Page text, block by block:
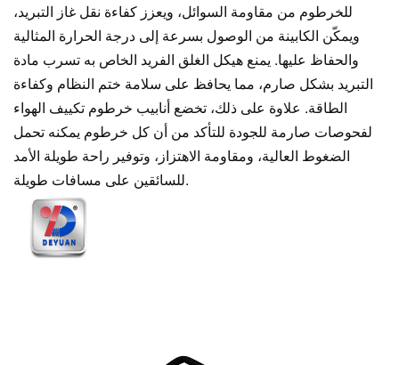
للخرطوم من مقاومة السوائل، ويعزز كفاءة نقل غاز التبريد،
ويمكّن الكابينة من الوصول بسرعة إلى درجة الحرارة المثالية
والحفاظ عليها. يمنع هيكل الغلق الفريد الخاص به تسرب مادة
التبريد بشكل صارم، مما يحافظ على سلامة ختم النظام وكفاءة
الطاقة. علاوة على ذلك، تخضع أنابيب خرطوم تكييف الهواء
لفحوصات صارمة للجودة للتأكد من أن كل خرطوم يمكنه تحمل
الضغوط العالية، ومقاومة الاهتزاز، وتوفير راحة طويلة الأمد
للسائقين على مسافات طويلة.